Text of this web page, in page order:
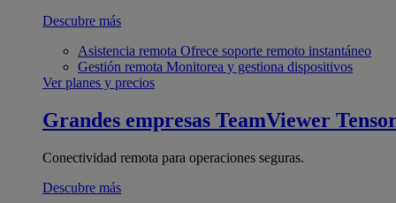
Descubre más
Asistencia remota Ofrece soporte remoto instantáneo
Gestión remota Monitorea y gestiona dispositivos
Ver planes y precios
Grandes empresas TeamViewer Tensor
Conectividad remota para operaciones seguras.
Descubre más